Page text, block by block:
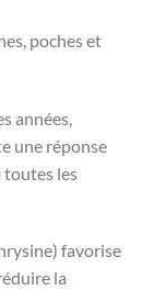
poches et
années,
une réponse
toutes les
favorise
la